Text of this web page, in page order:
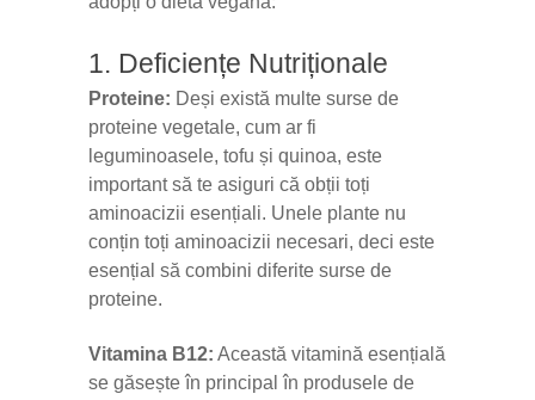
1. Deficiențe Nutriționale
Proteine: Deși există multe surse de
proteine vegetale, cum ar fi
leguminoasele, tofu și quinoa, este
important să te asiguri că obții toți
aminoacizii esențiali. Unele plante nu
conțin toți aminoacizii necesari, deci este
esențial să combini diferite surse de
proteine.
Vitamina B12: Această vitamină esențială
se găsește în principal în produsele de